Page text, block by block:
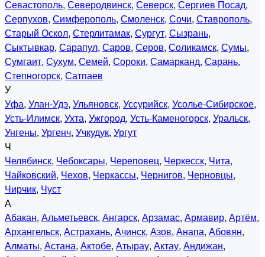
Севастополь, Северодвинск, Северск, Сергиев Посад,
Серпухов, Симферополь, Смоленск, Сочи, Ставрополь,
Старый Оскол, Стерлитамак, Сургут, Сызрань,
Сыктывкар, Сарапул, Саров, Серов, Соликамск, Сумы,
Сумгаит, Сухум, Семей, Сороки, Самарканд, Сарань,
Степногорск, Сатпаев
У
Уфа, Улан-Удэ, Ульяновск, Уссурийск, Усолье-Сибирское,
Усть-Илимск, Ухта, Ужгород, Усть-Каменогорск, Уральск,
Унгены, Ургенч, Учкудук, Ургут
Ч
Челябинск, Чебоксары, Череповец, Черкесск, Чита,
Чайковский, Чехов, Черкассы, Чернигов, Черновцы,
Чирчик, Чуст
А
Абакан, Альметьевск, Ангарск, Арзамас, Армавир, Артём,
Архангельск, Астрахань, Ачинск, Азов, Анапа, Абовян,
Алматы, Астана, Актобе, Атырау, Актау, Андижан,